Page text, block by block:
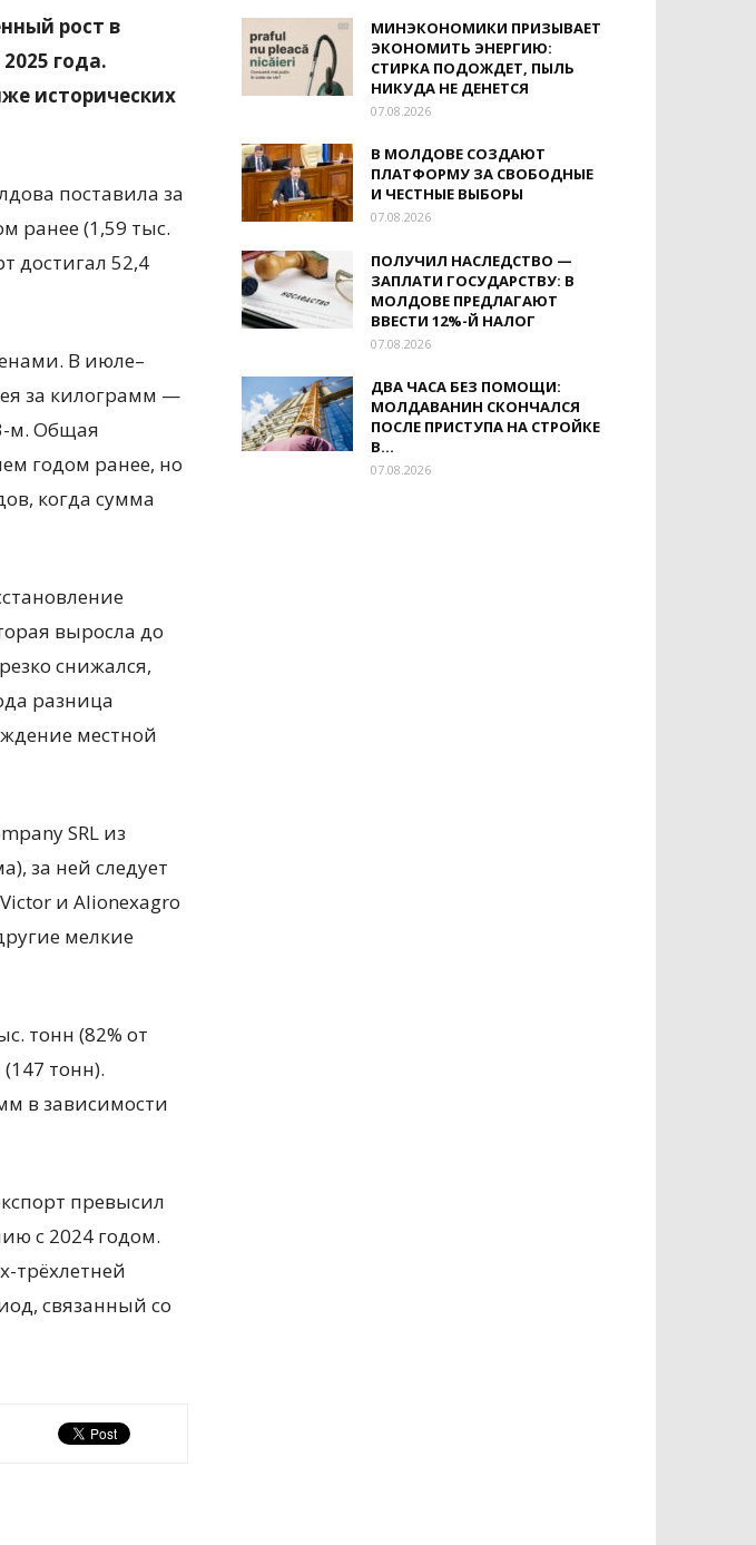
рост в
года.
исторических
поставила за
ранее (1,59 тыс.
достигал 52,4
В июле–
за килограмм —
м. Общая
годом ранее, но
когда сумма
выросла до
снижался,
разница
местной
SRL из
за ней следует
и Alionexagro
мелкие
тонн (82% от
тонн).
в зависимости
превысил
с 2024 годом.
трёхлетней
связанный со
МИНЭКОНОМИКИ ПРИЗЫВАЕТ
ЭКОНОМИТЬ ЭНЕРГИЮ:
СТИРКА ПОДОЖДЕТ, ПЫЛЬ
НИКУДА НЕ ДЕНЕТСЯ
07.08.2026
В МОЛДОВЕ СОЗДАЮТ
ПЛАТФОРМУ ЗА СВОБОДНЫЕ
И ЧЕСТНЫЕ ВЫБОРЫ
07.08.2026
ПОЛУЧИЛ НАСЛЕДСТВО —
ЗАПЛАТИ ГОСУДАРСТВУ: В
МОЛДОВЕ ПРЕДЛАГАЮТ
ВВЕСТИ 12%-Й НАЛОГ
07.08.2026
ДВА ЧАСА БЕЗ ПОМОЩИ:
МОЛДАВАНИН СКОНЧАЛСЯ
ПОСЛЕ ПРИСТУПА НА СТРОЙКЕ
В...
07.08.2026